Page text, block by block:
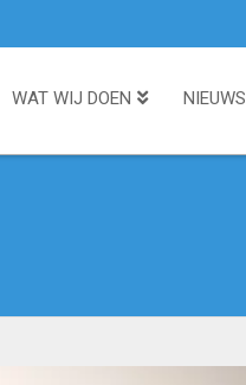
WAT WIJ DOEN NIEUWS